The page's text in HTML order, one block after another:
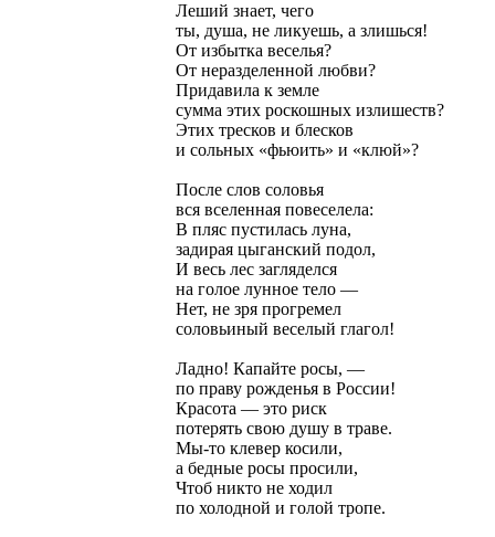
Леший знает, чего
ты, душа, не ликуешь, а злишься!
От избытка веселья?
От неразделенной любви?
Придавила к земле
сумма этих роскошных излишеств?
Этих тресков и блесков
и сольных «фьюить» и «клюй»?
После слов соловья
вся вселенная повеселела:
В пляс пустилась луна,
задирая цыганский подол,
И весь лес загляделся
на голое лунное тело —
Нет, не зря прогремел
соловьиный веселый глагол!
Ладно! Капайте росы, —
по праву рожденья в России!
Красота — это риск
потерять свою душу в траве.
Мы-то клевер косили,
а бедные росы просили,
Чтоб никто не ходил
по холодной и голой тропе.